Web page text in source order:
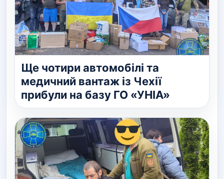
Ще чотири автомобілі та
медичний вантаж із Чехії
прибули на базу ГО «УНІА»